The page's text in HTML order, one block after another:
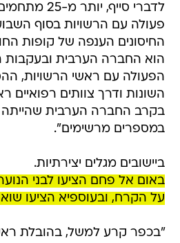
לדברי סייף,
פעולה עם הרשויות בסוף
החיסונים הענפה של קופות
הוא החברה הערבית ובעקבות
הפעולה עם ראשי הרשויות,
השונות ודרך צוותים רפואיים
בקרב החברה הערבית
במספרים מרשימים".
ביישובים מגלים יצירתיות.
באום אל פחם הציעו לבני
על הקרח, ובעוספיא הציעו
"בכפר קרע למשל, בהובלת